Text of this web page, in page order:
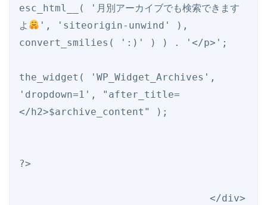
esc_html__( '月別アーカイブでも検索できます
よ
', 'siteorigin-unwind' ),
convert_smilies( ':)' ) ) . '</p>';
the_widget( 'WP_Widget_Archives',
'dropdown=1', "after_title=
</h2>$archive_content" );
?>